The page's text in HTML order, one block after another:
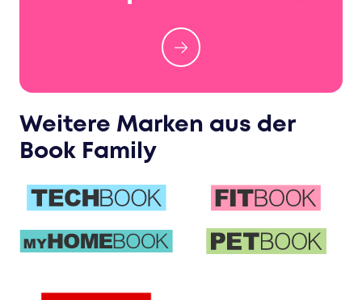
Weitere Marken aus der
Book Family
TECHBOOK FITBOOK
myHOMEBOOK PETBOOK